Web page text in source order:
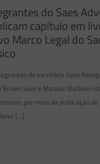
do Saes
capítulo em
Marco Legal do
do escritório Saes
Bruxel Saes e Mateus Stallivieri
por meio da publicação
[…]